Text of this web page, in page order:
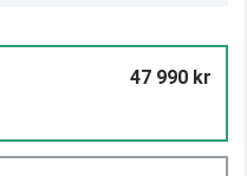
47 990 kr